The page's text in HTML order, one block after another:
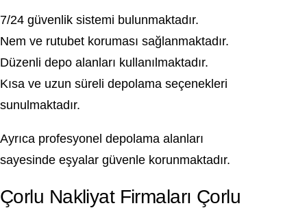
7/24 güvenlik sistemi bulunmaktadır.
Nem ve rutubet koruması sağlanmaktadır.
Düzenli depo alanları kullanılmaktadır.
Kısa ve uzun süreli depolama seçenekleri
sunulmaktadır.
Ayrıca profesyonel depolama alanları
sayesinde eşyalar güvenle korunmaktadır.
Çorlu Nakliyat Firmaları Çorlu